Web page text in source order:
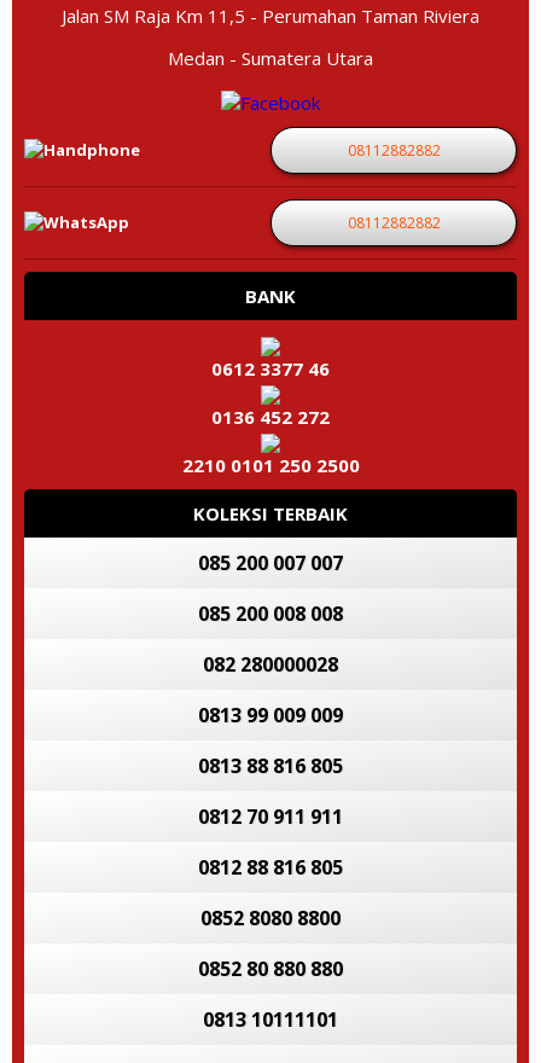
Jalan SM Raja Km 11,5 - Perumahan Taman Riviera
Medan - Sumatera Utara
08112882882
08112882882
BANK
0612 3377 46
0136 452 272
2210 0101 250 2500
KOLEKSI TERBAIK
085 200 007 007
085 200 008 008
082 280000028
0813 99 009 009
0813 88 816 805
0812 70 911 911
0812 88 816 805
0852 8080 8800
0852 80 880 880
0813 10111101